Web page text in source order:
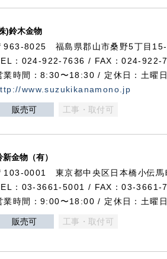
)鈴木金物
963-8025 福島県郡山市桑野5丁目
：024-922-7636 / FAX：024-922-
業時間：8:30〜18:30 / 定休日：土曜
www.suzukikanamono.jp
販売可 工事・取付可
新金物（有）
103-0001 東京都中央区日本橋小伝馬
：03-3661-5001 / FAX：03-3661-
業時間：9:00〜18:00 / 定休日：土曜
販売可 工事・取付可